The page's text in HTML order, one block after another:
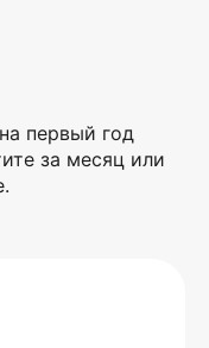
первый год
за месяц или